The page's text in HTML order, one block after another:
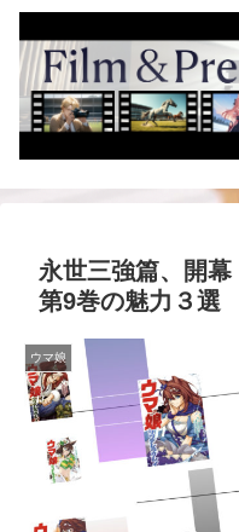
永世三強篇、開幕
第9巻の魅力３選
ウマ娘